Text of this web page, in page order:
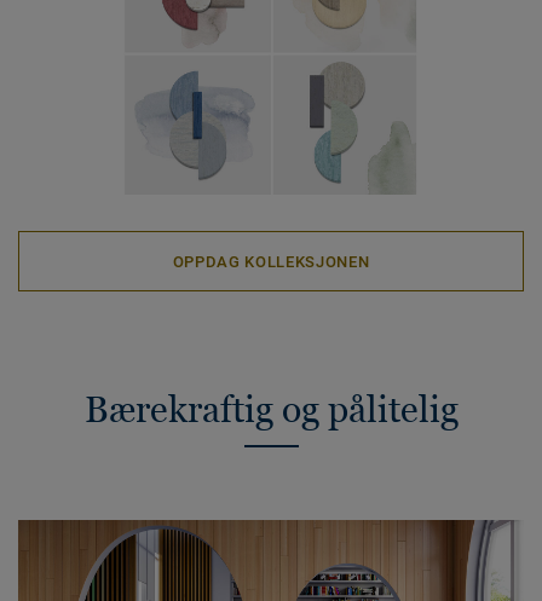
OPPDAG KOLLEKSJONEN
Bærekraftig og pålitelig